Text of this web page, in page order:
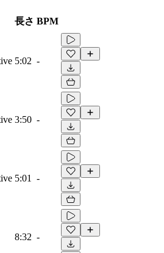
長さ BPM
5:02 -
3:50 -
5:01 -
8:32 -